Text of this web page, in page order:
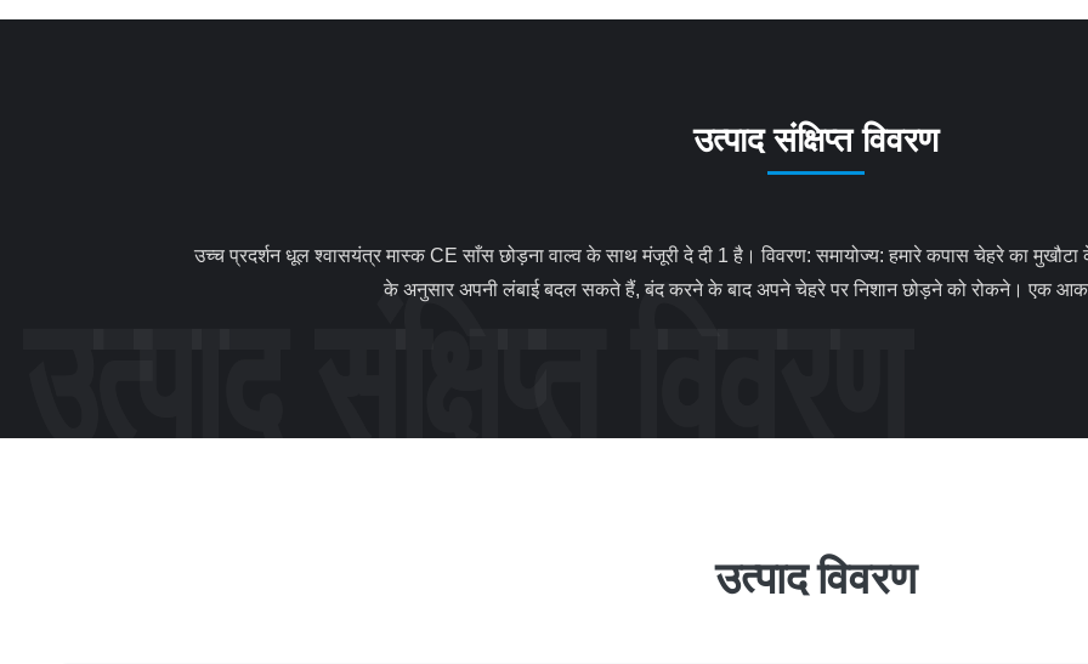
उत्पाद संक्षिप्त विवरण
                उच्च प्रदर्शन धूल श्वासयंत्र मास्क CE साँस छोड़ना वाल्व के साथ मंजूरी दे दी 1 है। विवरण: समायोज्य: हमारे कपास चेहरे का मुखौटा के कान पाश समायोज्य है, आप स्वतंत्र रूप से अपने चेहरे समोच्च
के अनुसार अपनी लंबाई बदल सकते हैं, बंद करने के बाद अपने चेहरे पर निशान छोड़ने को रोकने। एक
उत्पाद विवरण